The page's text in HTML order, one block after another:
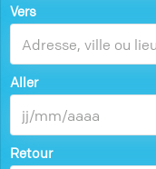
Vers
Aller
Retour